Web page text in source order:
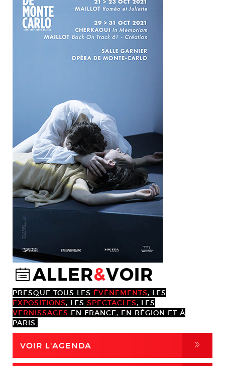
@ALLER&VOIR
PRESQUE TOUS LES ÉVÈNEMENTS, LES
EXPOSITIONS, LES SPECTACLES, LES
VERNISSAGES EN FRANCE, EN RÉGION ET À
PARIS.
VOIR L'AGENDA ,